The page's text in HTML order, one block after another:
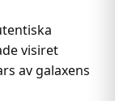
visiret
av galaxens